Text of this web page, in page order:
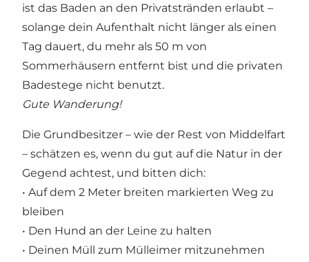
ist das Baden an den Privatstränden erlaubt –
solange dein Aufenthalt nicht länger als einen
Tag dauert, du mehr als 50 m von
Sommerhäusern entfernt bist und die privaten
Badestege nicht benutzt.
Gute Wanderung!
Die Grundbesitzer – wie der Rest von Middelfart
– schätzen es, wenn du gut auf die Natur in der
Gegend achtest, und bitten dich:
• Auf dem 2 Meter breiten markierten Weg zu
bleiben
• Den Hund an der Leine zu halten
• Deinen Müll zum Mülleimer mitzunehmen